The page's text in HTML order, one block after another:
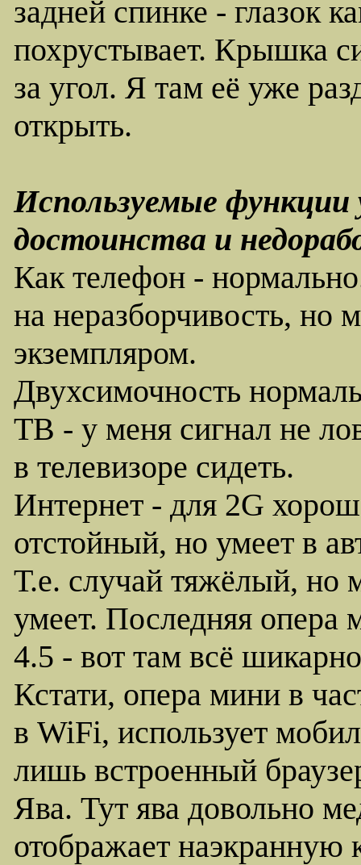
задней спинке - глазок
похрустывает. Крышка
за угол. Я там её уже
открыть.
Используемые
достоинства и
Как телефон -
на неразборчивость, но
экземпляром.
Двухсимочность
ТВ - у меня сигнал не
в телевизоре сидеть.
Интернет - для 2G
отстойный, но умеет в
Т.е. случай тяжёлый, но
умеет. Последняя опера
4.5 - вот там всё
Кстати, опера мини в
в WiFi, использует
лишь встроенный
Ява. Тут ява довольно
отображает наэкранную